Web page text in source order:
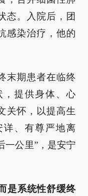
态。入院后，团
感染治疗，他的
末期患者在临终
提供身体、心
关怀，以提高生
、有尊严地离
一公里”，是安宁
是系统性舒缓终